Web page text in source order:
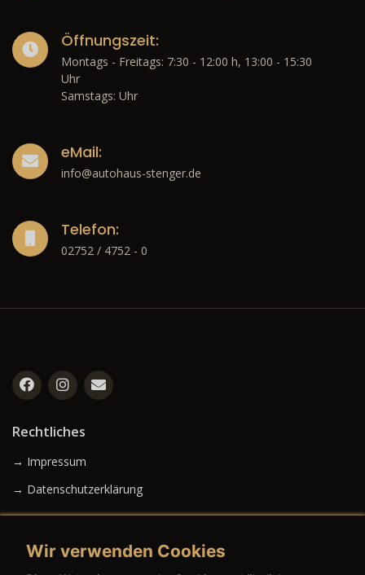
Öffnungszeit:
Montags - Freitags: 7:30 - 12:00 h, 13:00 - 15:30
Uhr
Samstags: Uhr
eMail:
info@autohaus-stenger.de
Telefon:
02752 / 4752 - 0
Rechtliches
→ Impressum
→ Datenschutzerklärung
Wir verwenden Cookies